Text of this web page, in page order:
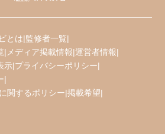
とは|監修者一覧|
| メディア掲載情報|運営者情報|
示|プライバシーポリシー|
|
関するポリシー|掲載希望|